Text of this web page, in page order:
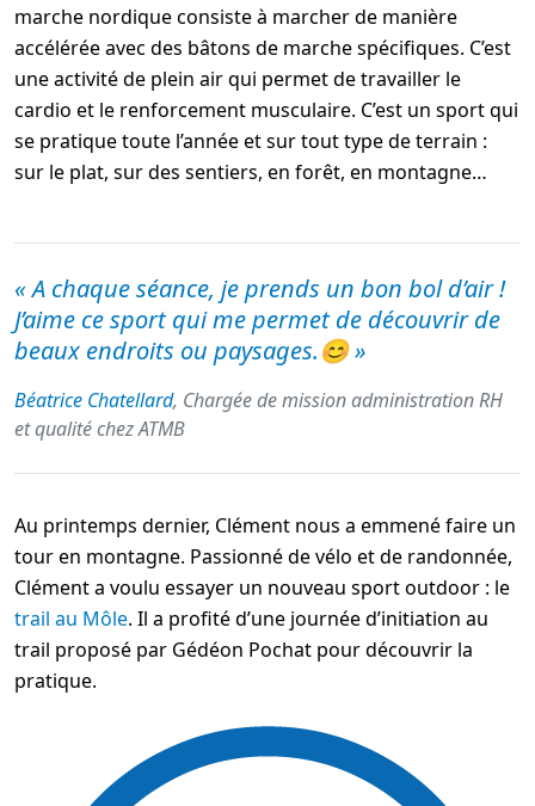
marche nordique consiste à marcher de manière
accélérée avec des bâtons de marche spécifiques. C’est
une activité de plein air qui permet de travailler le
cardio et le renforcement musculaire. C’est un sport qui
se pratique toute l’année et sur tout type de terrain :
sur le plat, sur des sentiers, en forêt, en montagne…
«A chaque séance, je prends un bon bol d’air !
J’aime ce sport qui me permet de découvrir de
beaux endroits ou paysages.😊»
Béatrice Chatellard, Chargée de mission administration RH
et qualité chez ATMB
Au printemps dernier, Clément nous a emmené faire un
tour en montagne. Passionné de vélo et de randonnée,
Clément a voulu essayer un nouveau sport outdoor : le
trail au Môle. Il a profité d’une journée d’initiation au
trail proposé par Gédéon Pochat pour découvrir la
pratique.